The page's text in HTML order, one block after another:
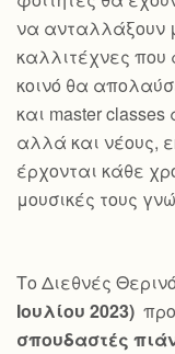
να ανταλλάξουν
καλλιτέχνες που
κοινό θα
και master
αλλά και νέους,
έρχονται κάθε
μουσικές τους
Το Διεθνές
Ιουλίου 2023)
σπουδαστές